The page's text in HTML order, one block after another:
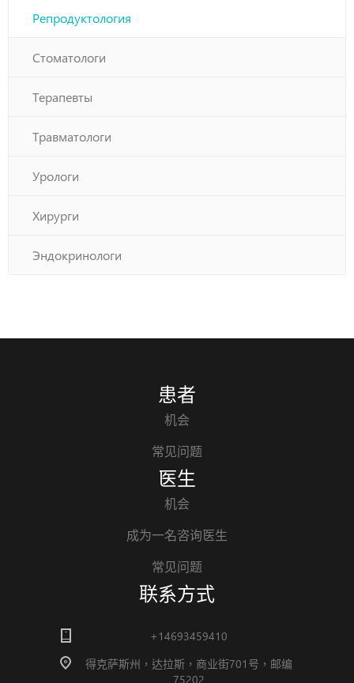
Репродуктология
Стоматологи
Терапевты
Травматологи
Урологи
Хирурги
Эндокринологи
患者
机会
常见问题
医生
机会
成为一名咨询医生
常见问题
联系方式
+14693459410
得克萨斯州，达拉斯，商业街701号，邮编
75202